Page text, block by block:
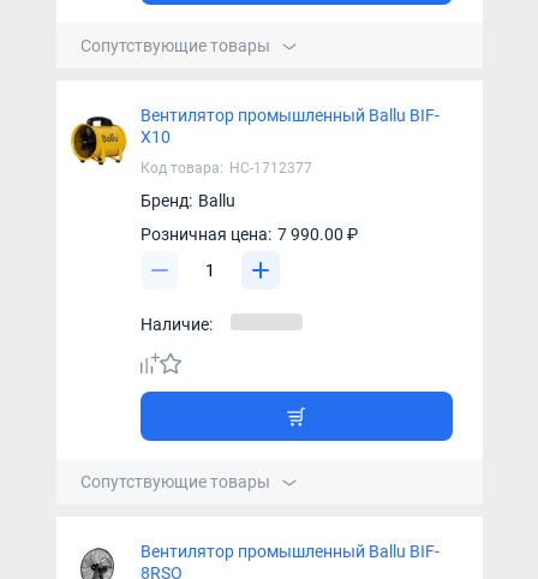
Сопутствующие товары
Вентилятор промышленный Ballu BIF-
X10
Код товара: НС-1712377
Бренд: Ballu
Розничная цена: 7 990.00 ₽
Наличие:
Сопутствующие товары
Вентилятор промышленный Ballu BIF-
8RSO